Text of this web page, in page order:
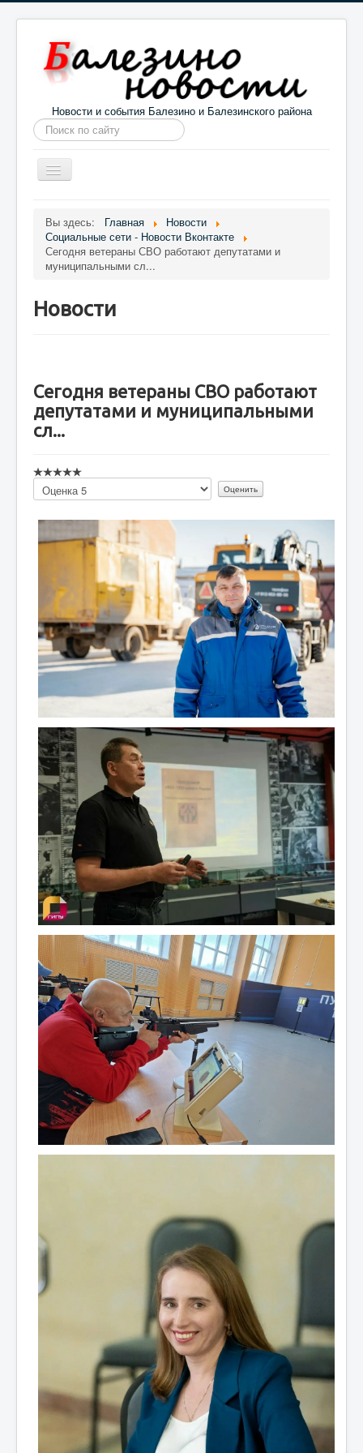
Новости и события Балезино и Балезинского района
Искать...
Toggle
Navigation
Информация Галерея О проекте
Вы здесь: Главная
Новости
Социальные сети - Новости Вконтакте
Сегодня ветераны СВО работают депутатами и
муниципальными сл...
Новости
Сегодня ветераны СВО работают
депутатами и муниципальными
сл...
Пожалуйста,
оцените